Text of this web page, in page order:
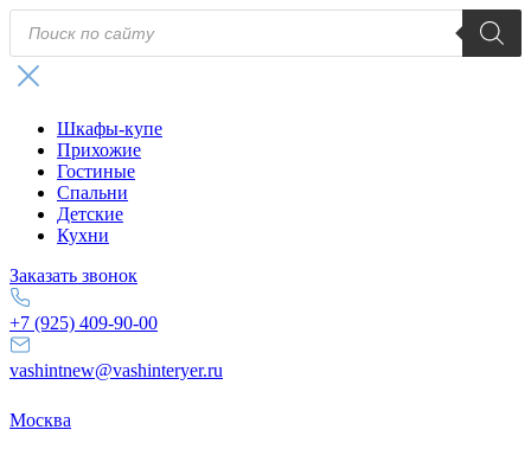
товаров
Шкафы-купе
Прихожие
Гостиные
Спальни
Детские
Кухни
Заказать звонок
+7 (925) 409-90-00
vashintnew@vashinteryer.ru
Москва